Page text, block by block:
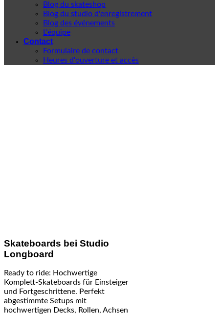
Blog du skateshop
Blog du studio d'enregistrement
Blog des événements
L'équipe
Contact
Formulaire de contact
Heures d'ouverture et accès
Skateboards bei Studio
Longboard
Ready to ride: Hochwertige
Komplett-Skateboards für Einsteiger
und Fortgeschrittene. Perfekt
abgestimmte Setups mit
hochwertigen Decks, Rollen, Achsen